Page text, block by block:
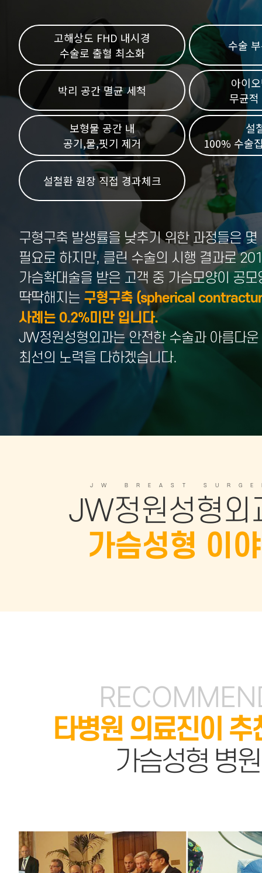
고해상도 FHD 내시경
수술로 출혈 최소화
수술
박리 공간 멸균 세척
아이
무균
보형물 공간 내
공기,물,핏기 제거
설
100% 수술
설철환 원장 직접 경과체크
구형구축 발생률을 낮추기 위한 과정들은 몇
필요로 하지만, 클린 수술의 시행 결과로
가슴확대술을 받은 고객 중 가슴모양이 공
딱딱해지는 구형구축 (spherical
사례는 0.2%미만 입니다.
JW정원성형외과는 안전한 수술과 아름다
최선의 노력을 다하겠습니다.
JW BREAST
JW정원성형외
가슴성형 이
타병원 의료진이 추
가슴성형 병원